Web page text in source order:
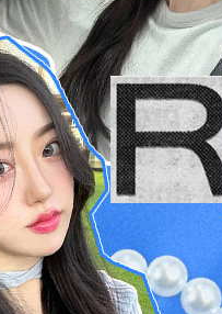
ESC 버튼을 누르면 검색창을 닫을